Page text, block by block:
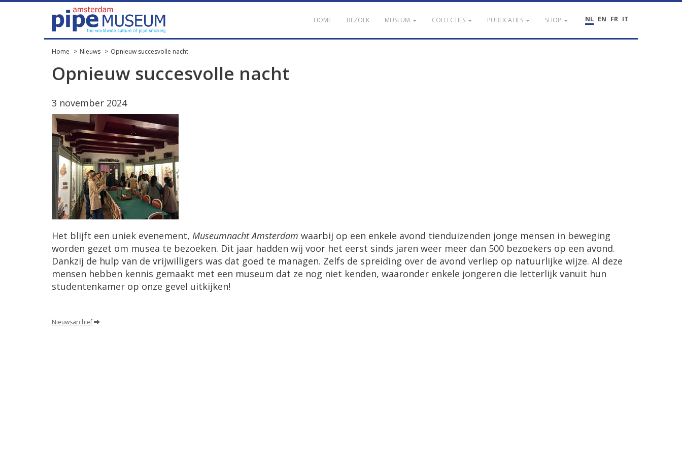
NL EN FR IT
HOME BEZOEK MUSEUM COLLECTIES PUBLICATIES SHOP
Home Nieuws Opnieuw succesvolle nacht
Opnieuw succesvolle nacht
3 november 2024
Het blijft een uniek evenement, Museumnacht Amsterdam waarbij op een enkele avond tienduizenden jonge mensen in beweging
worden gezet om musea te bezoeken. Dit jaar hadden wij voor het eerst sinds jaren weer meer dan 500 bezoekers op een avond.
Dankzij de hulp van de vrijwilligers was dat goed te managen. Zelfs de spreiding over de avond verliep op natuurlijke wijze. Al deze
mensen hebben kennis gemaakt met een museum dat ze nog niet kenden, waaronder enkele jongeren die letterlijk vanuit hun
studentenkamer op onze gevel uitkijken!
Nieuwsarchief